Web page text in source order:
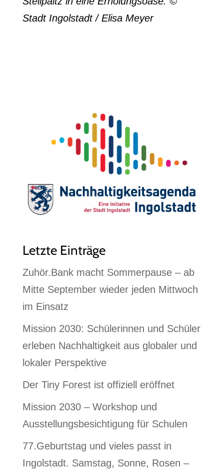
Stadt Ingolstadt / Elisa Meyer
Letzte Einträge
Zuhör.Bank macht Sommerpause – ab
Mitte September wieder jeden Mittwoch
im Einsatz
Mission 2030: Schülerinnen und Schüler
erleben Nachhaltigkeit aus globaler und
lokaler Perspektive
Der Tiny Forest ist offiziell eröffnet
Mission 2030 – Workshop und
Ausstellungsbesichtigung für Schulen
77.Geburtstag und vieles passt in
Ingolstadt. Samstag, Sonne, Rosen –